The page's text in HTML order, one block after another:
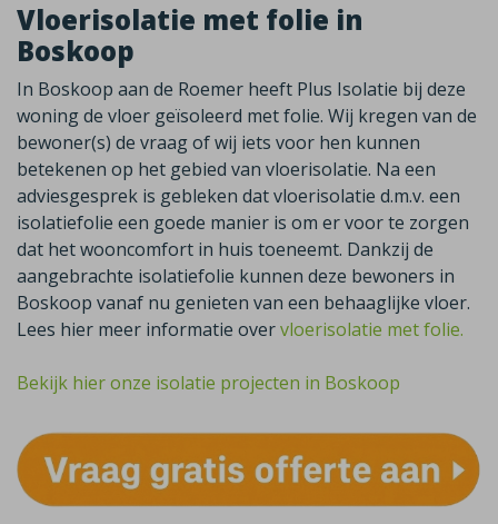
Vloerisolatie met folie in
Boskoop
In Boskoop aan de Roemer heeft Plus Isolatie bij deze
woning de vloer geïsoleerd met folie. Wij kregen van de
bewoner(s) de vraag of wij iets voor hen kunnen
betekenen op het gebied van vloerisolatie. Na een
adviesgesprek is gebleken dat vloerisolatie d.m.v. een
isolatiefolie een goede manier is om er voor te zorgen
dat het wooncomfort in huis toeneemt. Dankzij de
aangebrachte isolatiefolie kunnen deze bewoners in
Boskoop vanaf nu genieten van een behaaglijke vloer.
Lees hier meer informatie overvloerisolatie met folie.
Bekijk hier onze isolatie projecten in Boskoop